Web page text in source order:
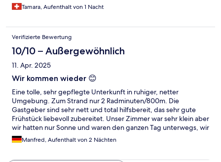
Tamara, Aufenthalt von 1 Nacht
Verifizierte Bewertung
10/10 – Außergewöhnlich
11. Apr. 2025
Wir kommen wieder 😊
Eine tolle, sehr gepflegte Unterkunft in ruhiger, netter
Umgebung. Zum Strand nur 2 Radminuten/800m. Die
Gastgeber sind sehr nett und total hilfsbereit, das sehr gute
Frühstück liebevoll zubereitet. Unser Zimmer war sehr klein aber
wir hatten nur Sonne und waren den ganzen Tag unterwegs, wir
kommen wieder😊😊😊
Manfred, Aufenthalt von 2 Nächten